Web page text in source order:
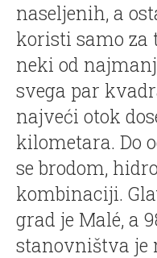
naseljenih, a
koristi samo za
neki od
svega par
najveći otok
kilometara. Do
se brodom,
kombinaciji.
grad je Malé, a
stanovništva je